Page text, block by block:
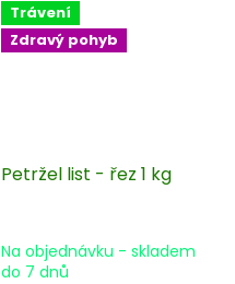
Trávení
Zdravý pohyb
Petržel list - řez 1 kg
Na objednávku - skladem
do 7 dnů